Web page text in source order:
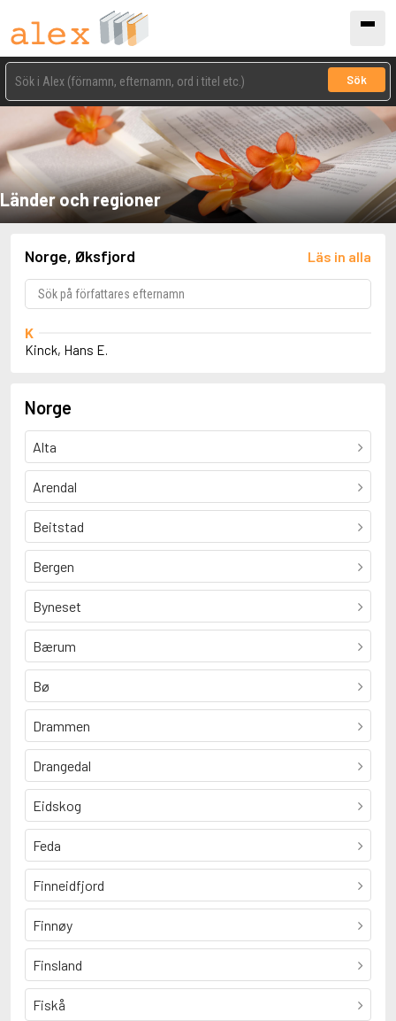
Sök
Länder och regioner
Norge, Øksfjord Läs in alla
K
Kinck, Hans E.
Norge
Alta
Arendal
Beitstad
Bergen
Byneset
Bærum
Bø
Drammen
Drangedal
Eidskog
Feda
Finneidfjord
Finnøy
Finsland
Fiskå